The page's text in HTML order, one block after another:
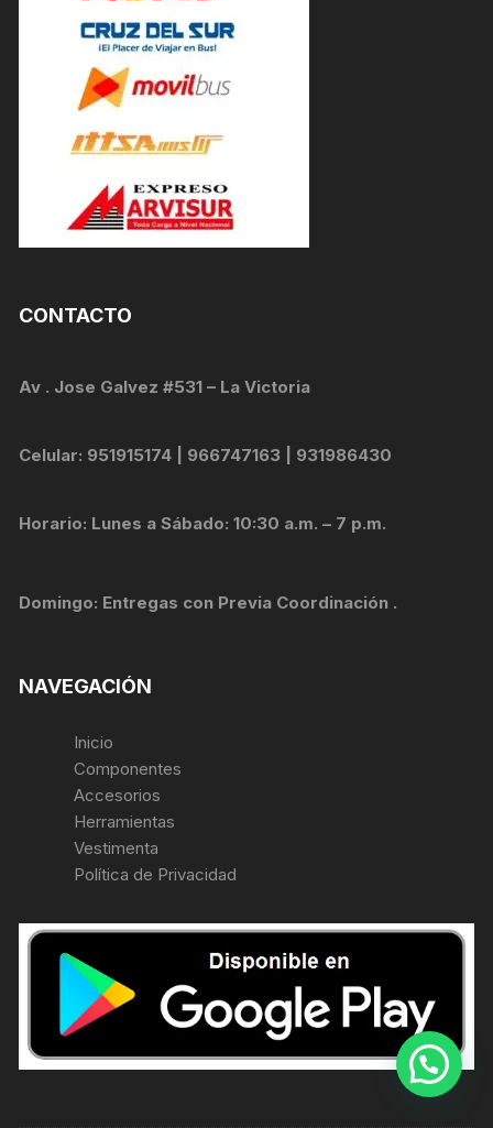
CONTACTO
Av . Jose Galvez #531 – La Victoria
Celular: 951915174 | 966747163 | 931986430
Horario: Lunes a Sábado: 10:30 a.m. – 7 p.m.
Domingo: Entregas con Previa Coordinación .
NAVEGACIÓN
Inicio
Componentes
Accesorios
Herramientas
Vestimenta
Política de Privacidad